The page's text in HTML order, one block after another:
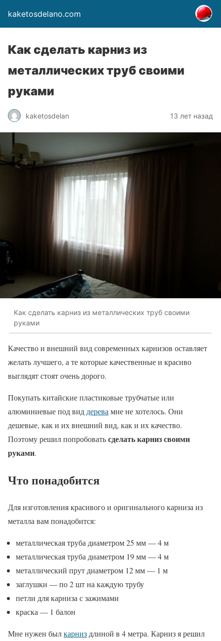
kaketosdelano.com
Как сделать карниз из
металлических труб своими
руками
kaketosdelan 13 лет назад
Как сделать карниз из металлических труб своими
руками
Качество и внешний вид современных карнизов оставляет
желать лучшего, а те которые качественные и красиво
выглядят стоят очень дорого.
Покупать китайские пластиковые трубчатые или
алюминиевые под вид дерева мне не хотелось. Они
дешевые, как и их внешний вид, как и их качество.
Поэтому решил попробоватьсделать карниз своими
руками.
Что понадобится
Для изготовления красивого и оригинального карниза из
металла вам понадобится:
металлическая труба диаметром 25 мм — 4 м
металлическая труба диаметром 19 мм — 4 м
металлический прут диаметром 12 мм — 1 м
заглушки — по 2 шт на каждую трубу
петли для карниза с зажимами
краска — 1 балон
Мне нужен былкарниз длиной в 4 метра. Карниз я решил